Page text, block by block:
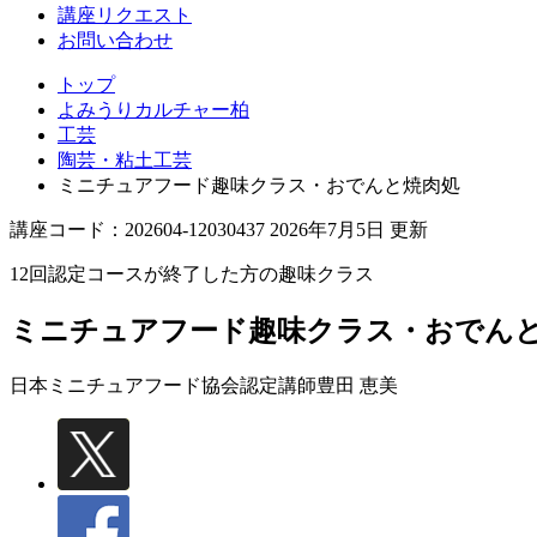
講座リクエスト
お問い合わせ
トップ
よみうりカルチャー柏
工芸
陶芸・粘土工芸
ミニチュアフード趣味クラス・おでんと焼肉処
講座コード：202604-12030437 2026年7月5日 更新
12回認定コースが終了した方の趣味クラス
ミニチュアフード趣味クラス・おでん
日本ミニチュアフード協会認定講師豊田 恵美